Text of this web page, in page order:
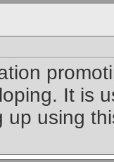
It is
up using